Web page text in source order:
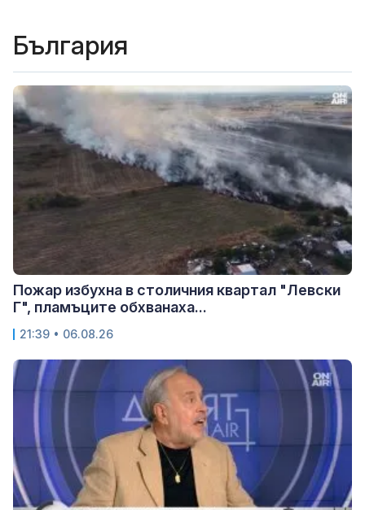
България
Пожар избухна в столичния квартал "Левски
Г", пламъците обхванаха...
21:39 • 06.08.26